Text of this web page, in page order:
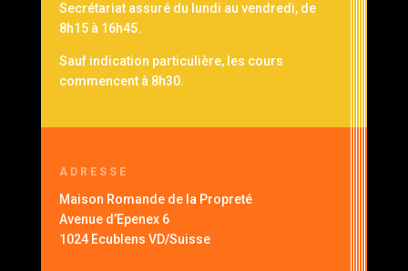
Secrétariat assuré du lundi au vendredi, de
8h15 à 16h45.
Sauf indication particulière, les cours
commencent à 8h30.
ADRESSE
Maison Romande de la Propreté
Avenue d’Epenex 6
1024 Ecublens VD/Suisse